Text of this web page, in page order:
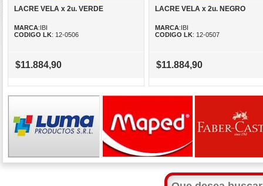
LACRE VELA x 2u. VERDE
MARCA:IBI
CODIGO LK: 12-0506
$11.884,90
LACRE VELA x 2u. NEGRO
MARCA:IBI
CODIGO LK: 12-0507
$11.884,90